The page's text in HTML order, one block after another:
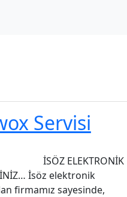
Servisi
İSÖZ ELEKTRONİK
İsöz elektronik
firmamız sayesinde,